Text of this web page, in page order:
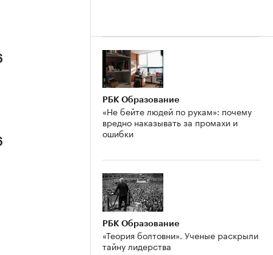
РБК Образование
«Не бейте людей по рукам»: почему
вредно наказывать за промахи и
ошибки
РБК Образование
«Теория болтовни». Ученые раскрыли
тайну лидерства